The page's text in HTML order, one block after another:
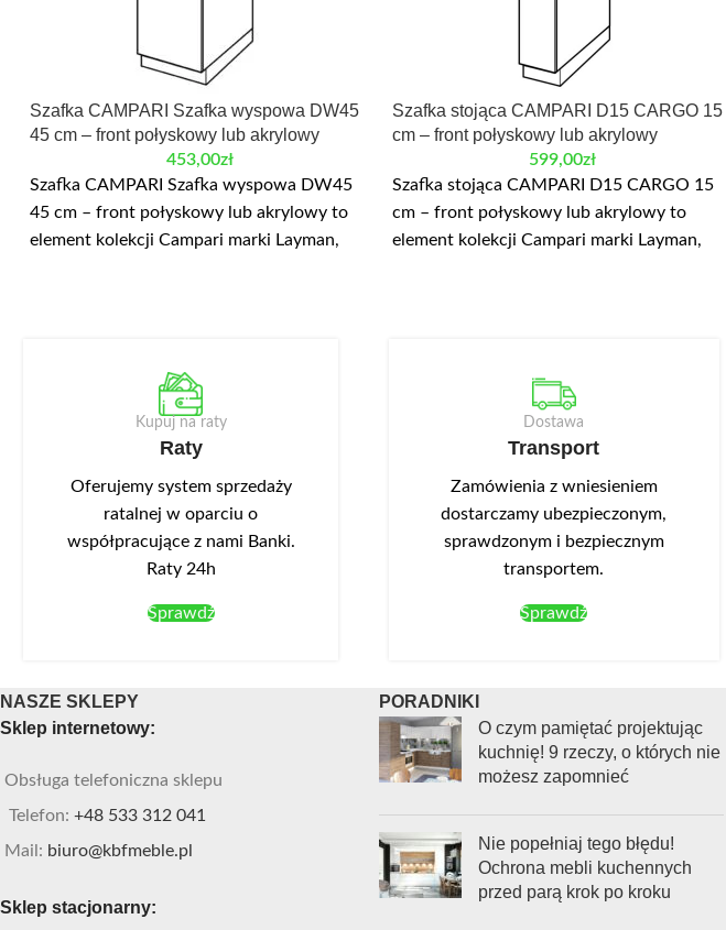
Szafka CAMPARI Szafka wyspowa DW45
45 cm – front połyskowy lub akrylowy
453,00zł
Szafka CAMPARI Szafka wyspowa DW45
45 cm – front połyskowy lub akrylowy to
element kolekcji Campari marki Layman,
front akrylowy. Mała szafka wyspowa DW
Szafka stojąca CAMPARI D15 CARGO 15
cm – front połyskowy lub akrylowy
599,00zł
Szafka stojąca CAMPARI D15 CARGO 15
cm – front połyskowy lub akrylowy to
element kolekcji Campari marki Layman,
front akrylowy. Wąska szafka z wysuwanym
koszykiem D15 CARGO.
Kupuj na raty
Raty
Oferujemy system sprzedaży
ratalnej w oparciu o
współpracujące z nami Banki.
Raty 24h
Sprawdź
Dostawa
Transport
Zamówienia z wniesieniem
dostarczamy ubezpieczonym,
sprawdzonym i bezpiecznym
transportem.
Sprawdź
NASZE SKLEPY
Sklep internetowy:
Obsługa telefoniczna sklepu
Telefon: +48 533 312 041
Mail: biuro@kbfmeble.pl
Sklep stacjonarny:
PORADNIKI
O czym pamiętać projektując
kuchnię! 9 rzeczy, o których nie
możesz zapomnieć
Nie popełniaj tego błędu!
Ochrona mebli kuchennych
przed parą krok po kroku